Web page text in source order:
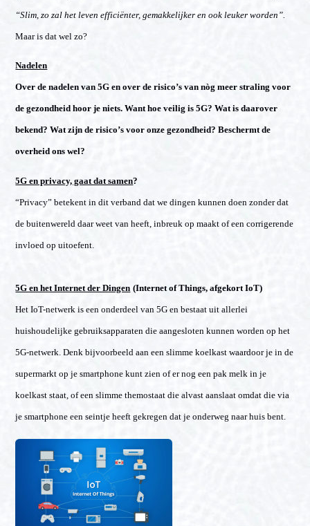
“Slim, zo zal het leven efficiënter, gemakkelijker en ook leuker worden”.
Maar is dat wel zo?
Nadelen
Over de nadelen van 5G en over de risico’s van nòg meer straling voor
de gezondheid hoor je niets. Want hoe veilig is 5G? Wat is daarover
bekend? Wat zijn de risico’s voor onze gezondheid? Beschermt de
overheid ons wel?
5G en privacy, gaat dat samen?
“Privacy” betekent in dit verband dat we dingen kunnen doen zonder dat
de buitenwereld daar weet van heeft, inbreuk op maakt of een corrigerende
invloed op uitoefent.
5G en het Internet der Dingen (Internet of Things, afgekort IoT)
Het IoT-netwerk is een onderdeel van 5G en bestaat uit allerlei
huishoudelijke gebruiksapparaten die aangesloten kunnen worden op het
5G-netwerk. Denk bijvoorbeeld aan een slimme koelkast waardoor je in de
supermarkt op je smartphone kunt zien of er nog een pak melk in je
koelkast staat, of een slimme themostaat die alvast aanslaat omdat die via
je smartphone een seintje heeft gekregen dat je onderweg naar huis bent.